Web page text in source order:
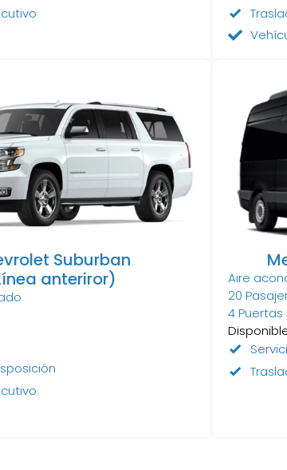
Suburban
anteriror)
Aire
20
4 Puertas